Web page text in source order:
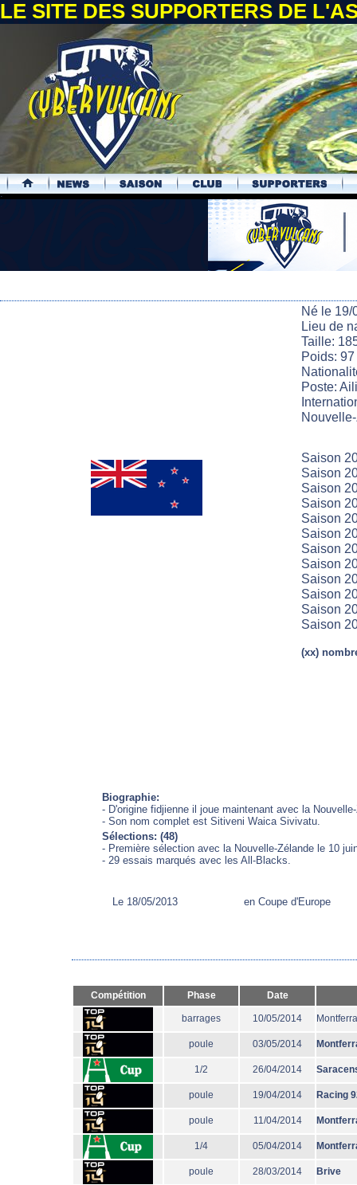
LE SITE DES SUPPORTERS DE
.
Né le 19/
Lieu de
Taille:
Poids:
Poste:
Saison
Saison
Saison
Saison
Saison
Saison
Saison
Saison
Saison
Saison
Saison
Saison
(xx)
Biographie:
- D'origine fidjienne il joue maintenant avec la
- Son nom complet est Sitiveni Waica Sivivatu.
Sélections: (48)
- Première sélection avec la Nouvelle-Zélande le 10
- 29 essais marqués avec les All-Blacks.
Le 18/05/2013 en Coupe d'Europe
Compétition Phase Date
barrages 10/05/2014
poule 03/05/2014
1/2 26/04/2014
poule 19/04/2014 Racing
poule 11/04/2014
1/4 05/04/2014
poule 28/03/2014 Brive